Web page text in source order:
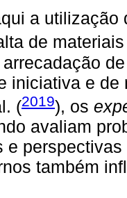
a
de
iniciativa e
(2019), os
avaliam
e
também